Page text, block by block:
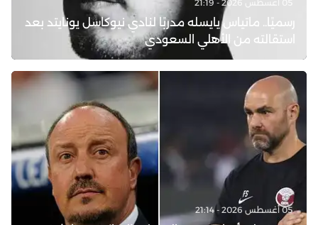
رسميًا.. ماتياس يايسله مدربًا لنادي نيوكاسل يونايتد بعد
استقالته من الأهلي السعودي
05 أغسطس 2026 - 21:14